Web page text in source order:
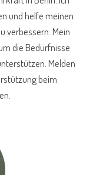
und helfe meinen
verbessern. Mein
die Bedürfnisse
Melden
beim